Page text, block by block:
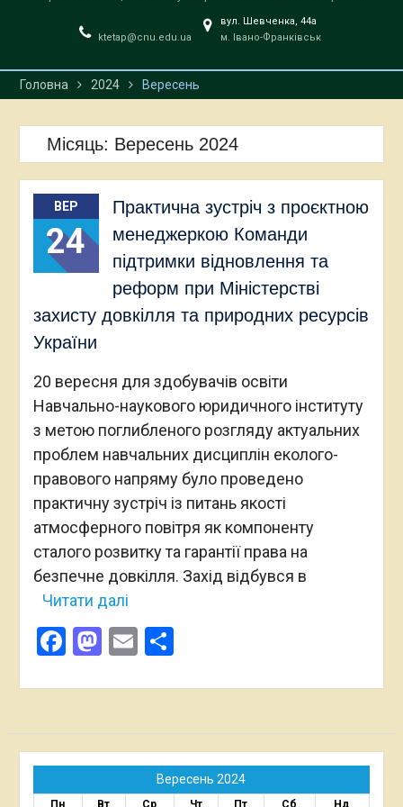
ktetap@cnu.edu.ua
вул. Шевченка, 44a
м. Івано-Франківськ
Головна 2024 Вересень
Місяць: Вересень 2024
ВЕР
24
Практична зустріч з проєктною
менеджеркою Команди
підтримки відновлення та
реформ при Міністерстві
захисту довкілля та природних ресурсів
України
20 вересня для здобувачів освіти
Навчально-наукового юридичного інституту
з метою поглибленого розгляду актуальних
проблем навчальних дисциплін еколого-
правового напряму було проведено
практичну зустріч із питань якості
атмосферного повітря як компоненту
сталого розвитку та гарантії права на
безпечне довкілля. Захід відбувся в
Читати далі
Facebook
Mastodon
EmailПоділитися
Вересень 2024
Пн Вт Ср Чт Пт Сб Нд